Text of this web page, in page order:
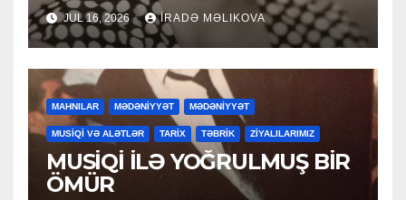
JUL 16, 2026 İRADƏ MƏLIKOVA
MAHNILAR MƏDƏNİYYƏT MƏDƏNİYYƏT
MUSİQİ VƏ ALƏTLƏR TARİX TƏBRİK ZİYALILARIMIZ
MUSİQİ İLƏ YOĞRULMUŞ BİR
ÖMÜR